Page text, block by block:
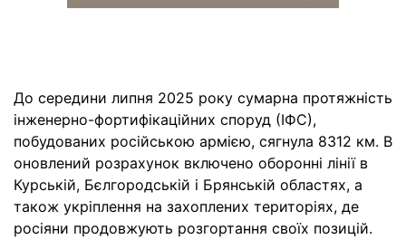
До середини липня 2025 року сумарна протяжність
інженерно-фортифікаційних споруд (ІФС),
побудованих російською армією, сягнула 8312 км. В
оновлений розрахунок включено оборонні лінії в
Курській, Бєлгородській і Брянській областях, а
також укріплення на захоплених територіях, де
росіяни продовжують розгортання своїх позицій.